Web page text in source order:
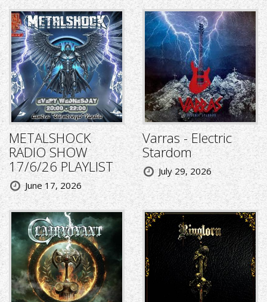
METALSHOCK
RADIO SHOW
17/6/26 PLAYLIST
June 17, 2026
Varras - Electric
Stardom
July 29, 2026